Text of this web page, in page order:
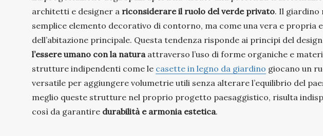
architetti e designer a riconsiderare il ruolo del verde privato. Il giardino
semplice elemento decorativo di contorno, ma come una vera e propria
dell’abitazione principale. Questa tendenza risponde ai principi del
l’essere umano con la natura attraverso l’uso di forme organiche e
strutture indipendenti come le casette in legno da giardino giocano un
versatile per aggiungere volumetrie utili senza alterare l’equilibrio del
meglio queste strutture nel proprio progetto paesaggistico, risulta
così da garantire durabilità e armonia estetica.